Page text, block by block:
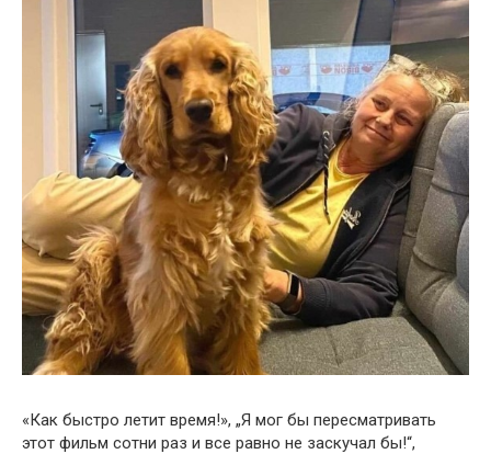
«Как быстро летит время!», „Я мог бы пересматривать
этот фильм сотни раз и все равно не заскучал бы!“,